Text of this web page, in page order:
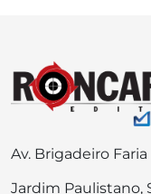
Av. Brigadeiro Faria
Jardim Paulistano,